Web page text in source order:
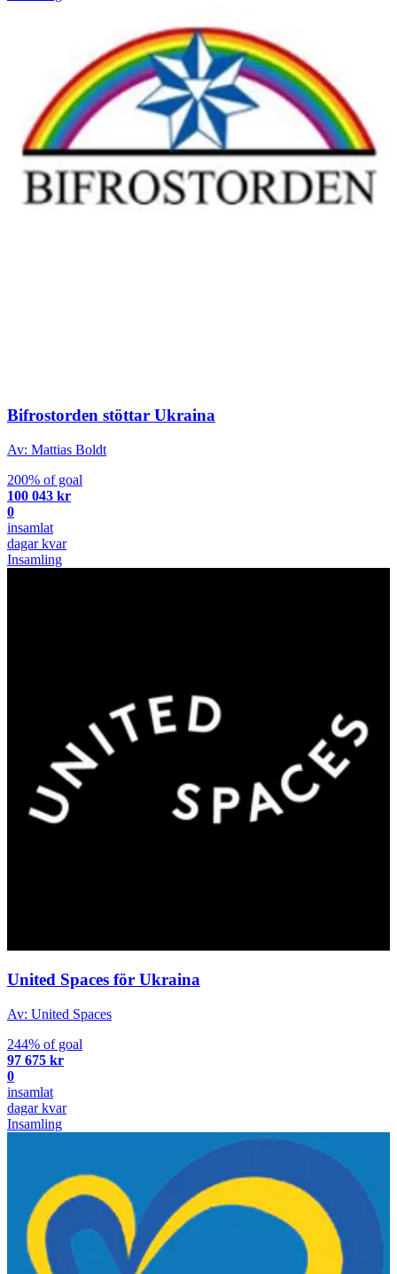
Bifrostorden stöttar Ukraina
Av: Mattias Boldt
200% of goal
100 043 kr
0
insamlat
dagar kvar
Insamling
United Spaces för Ukraina
Av: United Spaces
244% of goal
97 675 kr
0
insamlat
dagar kvar
Insamling